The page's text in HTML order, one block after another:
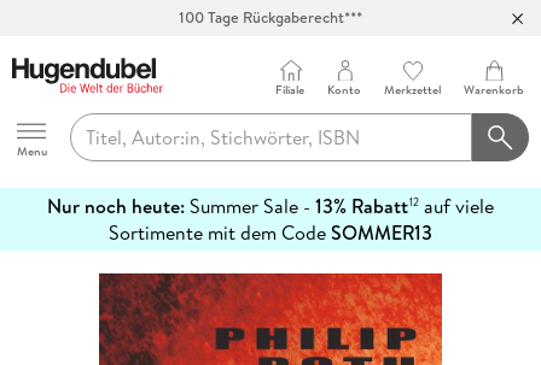
Hugendubel
Menu
Filiale Konto Merkzettel Warenkorb
Nur noch heute: Summer Sale - 13% Rabatt12 auf viele
Sortimente mit dem CodeSOMMER13
erfahren